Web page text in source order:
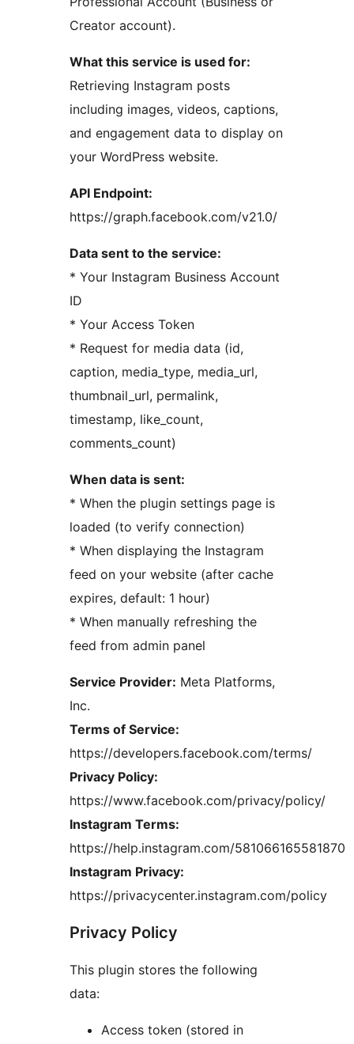
Creator account).
What this service is used for:
Retrieving Instagram posts
including images, videos, captions,
and engagement data to display on
your WordPress website.
API Endpoint:
https://graph.facebook.com/v21.0/
Data sent to the service:
* Your Instagram Business Account
ID
* Your Access Token
* Request for media data (id,
caption, media_type, media_url,
thumbnail_url, permalink,
timestamp, like_count,
comments_count)
When data is sent:
* When the plugin settings page is
loaded (to verify connection)
* When displaying the Instagram
feed on your website (after cache
expires, default: 1 hour)
* When manually refreshing the
feed from admin panel
Service Provider: Meta Platforms,
Inc.
Terms of Service:
https://developers.facebook.com/terms/
Privacy Policy:
https://www.facebook.com/privacy/policy/
Instagram Terms:
https://help.instagram.com/581066165581870
Instagram Privacy:
https://privacycenter.instagram.com/policy
Privacy Policy
This plugin stores the following
data:
Access token (stored in